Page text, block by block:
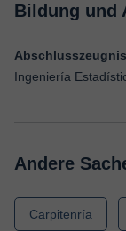
Bildung und
Abschlusszeugnis
Ingeniería
Andere
Carpitenría